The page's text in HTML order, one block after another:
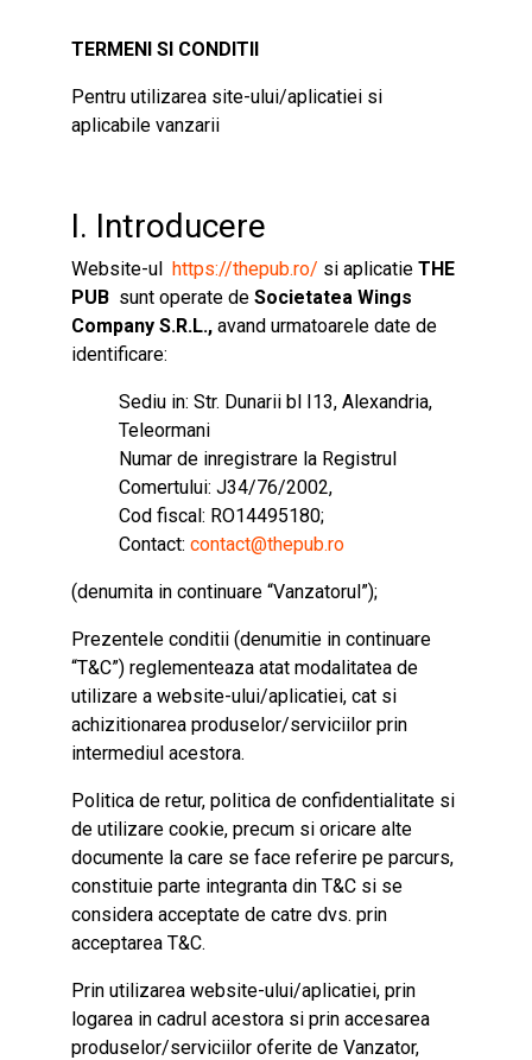
TERMENI SI CONDITII
Pentru utilizarea site-ului/aplicatiei si
aplicabile vanzarii
I. Introducere
Website-ul https://thepub.ro/ si aplicatie THE
PUB sunt operate de Societatea Wings
Company S.R.L., avand urmatoarele date de
identificare:
Sediu in: Str. Dunarii bl I13, Alexandria,
Teleormani
Numar de inregistrare la Registrul
Comertului: J34/76/2002,
Cod fiscal: RO14495180;
Contact: contact@thepub.ro
(denumita in continuare “Vanzatorul”);
Prezentele conditii (denumitie in continuare
“T&C”) reglementeaza atat modalitatea de
utilizare a website-ului/aplicatiei, cat si
achizitionarea produselor/serviciilor prin
intermediul acestora.
Politica de retur, politica de confidentialitate si
de utilizare cookie, precum si oricare alte
documente la care se face referire pe parcurs,
constituie parte integranta din T&C si se
considera acceptate de catre dvs. prin
acceptarea T&C.
Prin utilizarea website-ului/aplicatiei, prin
logarea in cadrul acestora si prin accesarea
produselor/serviciilor oferite de Vanzator,